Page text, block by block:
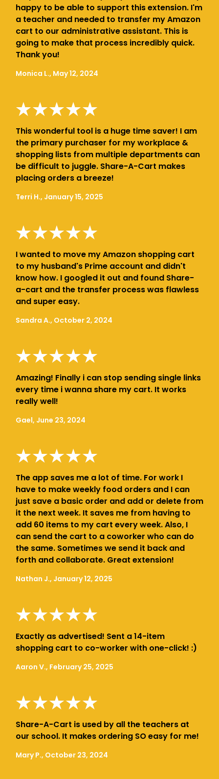
happy to be able to support this extension. I'm
a teacher and needed to transfer my Amazon
cart to our administrative assistant. This is
going to make that process incredibly quick.
Thank you!
Monica L., May 12, 2024
This wonderful tool is a huge time saver! I am
the primary purchaser for my workplace &
shopping lists from multiple departments can
be difficult to juggle. Share-A-Cart makes
placing orders a breeze!
Terri H., January 15, 2025
I wanted to move my Amazon shopping cart
to my husband's Prime account and didn't
know how. I googled it out and found Share-
a-cart and the transfer process was flawless
and super easy.
Sandra A., October 2, 2024
Amazing! Finally i can stop sending single links
every time i wanna share my cart. It works
really well!
Gael, June 23, 2024
The app saves me a lot of time. For work I
have to make weekly food orders and I can
just save a basic order and add or delete from
it the next week. It saves me from having to
add 60 items to my cart every week. Also, I
can send the cart to a coworker who can do
the same. Sometimes we send it back and
forth and collaborate. Great extension!
Nathan J., January 12, 2025
Exactly as advertised! Sent a 14-item
shopping cart to co-worker with one-click! :)
Aaron V., February 25, 2025
Share-A-Cart is used by all the teachers at
our school. It makes ordering SO easy for me!
Mary P., October 23, 2024